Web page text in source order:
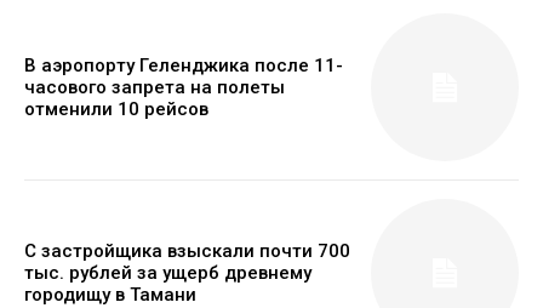
В аэропорту Геленджика после 11-
часового запрета на полеты
отменили 10 рейсов
С застройщика взыскали почти 700
тыс. рублей за ущерб древнему
городищу в Тамани